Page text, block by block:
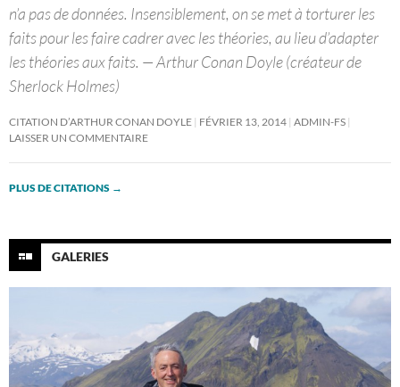
n’a pas de données. Insensiblement, on se met à torturer les
faits pour les faire cadrer avec les théories, au lieu d’adapter
les théories aux faits. — Arthur Conan Doyle (créateur de
Sherlock Holmes)
CITATION D’ARTHUR CONAN DOYLE FÉVRIER 13, 2014 ADMIN-FS
LAISSER UN COMMENTAIRE
PLUS DE CITATIONS →
GALERIES